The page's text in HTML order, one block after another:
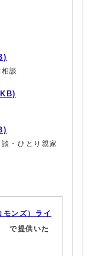
談
・ひとり親家
ンズ）ライ
で提供いた